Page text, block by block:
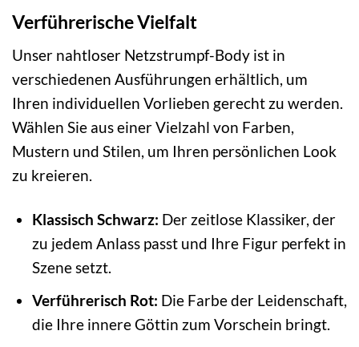
Verführerische Vielfalt
Unser nahtloser Netzstrumpf-Body ist in
verschiedenen Ausführungen erhältlich, um
Ihren individuellen Vorlieben gerecht zu werden.
Wählen Sie aus einer Vielzahl von Farben,
Mustern und Stilen, um Ihren persönlichen Look
zu kreieren.
Klassisch Schwarz: Der zeitlose Klassiker, der
zu jedem Anlass passt und Ihre Figur perfekt in
Szene setzt.
Verführerisch Rot: Die Farbe der Leidenschaft,
die Ihre innere Göttin zum Vorschein bringt.